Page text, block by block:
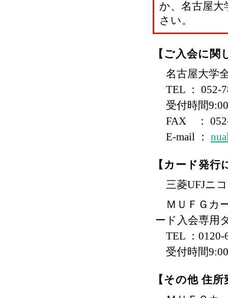
か、名古屋
さい。
【ご入会に
名古屋大学
TEL ： 052-
受付時間
FAX ： 052-
E-mail ：
【カード発
三菱UFJニ
ＭＵＦＧカ
ード入会専用
TEL ：0120-
受付時間
【その他 住